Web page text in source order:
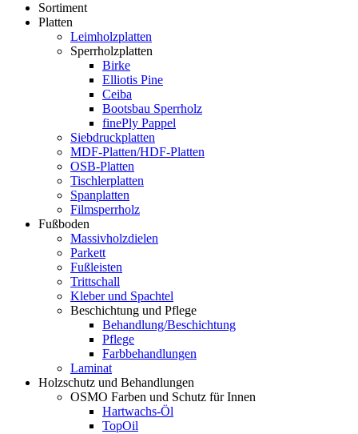
Sortiment
Platten
Leimholzplatten
Sperrholzplatten
Birke
Elliotis Pine
Ceiba
Bootsbau Sperrholz
finePly Pappel
Siebdruckplatten
MDF-Platten/HDF-Platten
OSB-Platten
Tischlerplatten
Spanplatten
Filmsperrholz
Fußboden
Massivholzdielen
Parkett
Fußleisten
Trittschall
Kleber und Spachtel
Beschichtung und Pflege
Behandlung/Beschichtung
Pflege
Farbbehandlungen
Laminat
Holzschutz und Behandlungen
OSMO Farben und Schutz für Innen
Hartwachs-Öl
TopOil